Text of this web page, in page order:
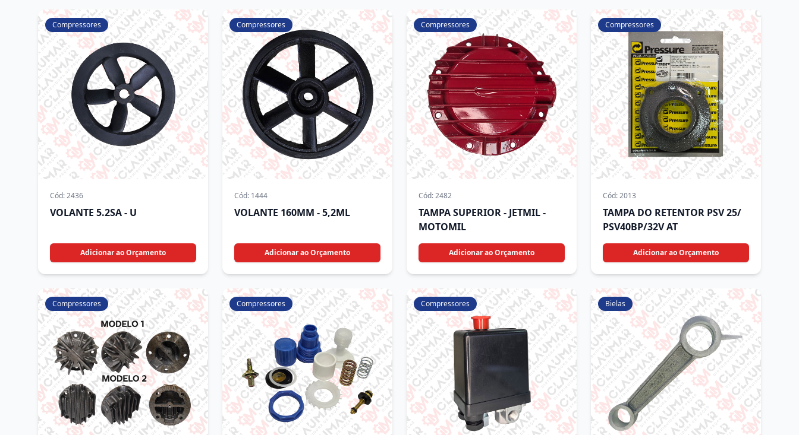
Compressores
Cód:2436
VOLANTE 5.2SA - U
Adicionar ao Orçamento
Compressores
Cód: 1444
VOLANTE 160MM - 5,2ML
Adicionar ao Orçamento
Compressores
Cód:2482
TAMPA SUPERIOR - JETMIL -
MOTOMIL
Adicionar ao Orçamento
Compressores
Cód:2013
TAMPA DO RETENTOR PSV 25/
PSV40BP/32V AT
Adicionar ao Orçamento
Compressores Compressores Compressores Bielas